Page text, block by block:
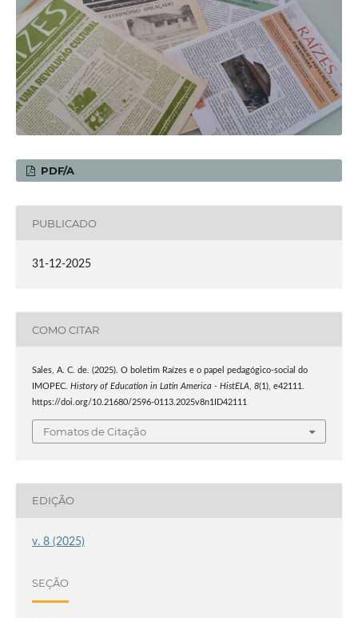
PDF/A
PUBLICADO
31-12-2025
COMO CITAR
Sales, A. C. de. (2025). O boletim Raízes e o papel pedagógico-social do
IMOPEC. History of Education in Latin America - HistELA, 8(1), e42111.
https://doi.org/10.21680/2596-0113.2025v8n1ID42111
Fomatos de Citação
EDIÇÃO
v. 8 (2025)
SEÇÃO